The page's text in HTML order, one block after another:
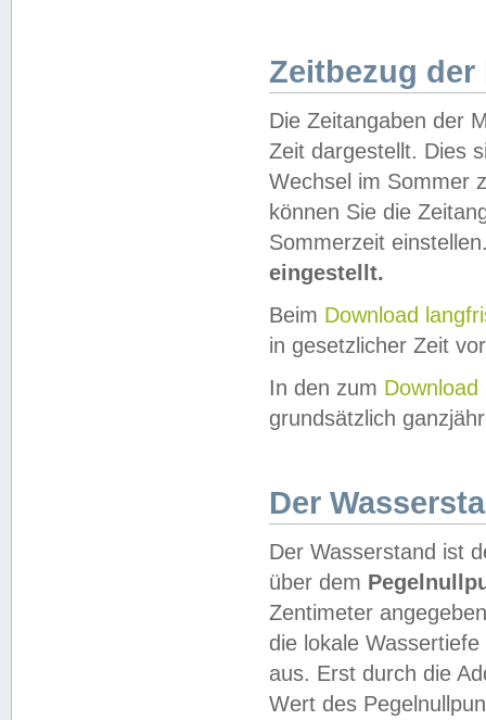
Zeitbezug der
Die Zeitangaben der
Zeit dargestellt. Dies
Wechsel im Sommer
können Sie die
Sommerzeit
eingestellt.
Beim Download
in gesetzlicher Zeit
In den zum Download
grundsätzlich
Der
Der Wasserstand ist
über dem
Zentimeter
die lokale
aus. Erst durch die
Wert des